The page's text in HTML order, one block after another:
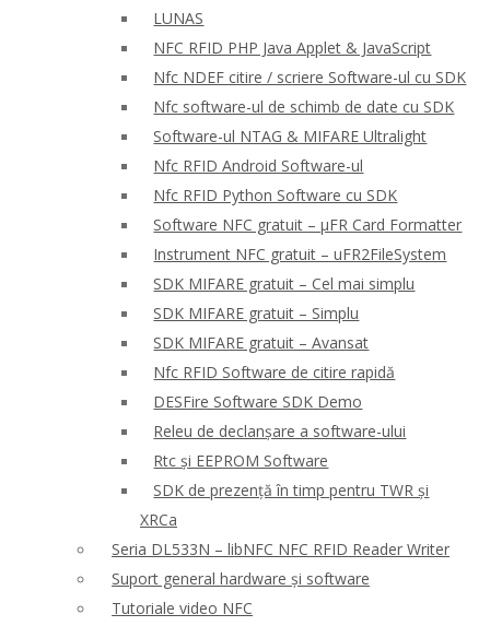
LUNAS
NFC RFID PHP Java Applet & JavaScript
Nfc NDEF citire / scriere Software-ul cu SDK
Nfc software-ul de schimb de date cu SDK
Software-ul NTAG & MIFARE Ultralight
Nfc RFID Android Software-ul
Nfc RFID Python Software cu SDK
Software NFC gratuit – μFR Card Formatter
Instrument NFC gratuit – uFR2FileSystem
SDK MIFARE gratuit – Cel mai simplu
SDK MIFARE gratuit – Simplu
SDK MIFARE gratuit – Avansat
Nfc RFID Software de citire rapidă
DESFire Software SDK Demo
Releu de declanșare a software-ului
Rtc și EEPROM Software
SDK de prezență în timp pentru TWR și
XRCa
Seria DL533N – libNFC NFC RFID Reader Writer
Suport general hardware și software
Tutoriale video NFC